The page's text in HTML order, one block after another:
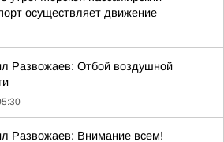
осуществляет движение
Развожаев: Отбой воздушной
Развожаев: Внимание всем!